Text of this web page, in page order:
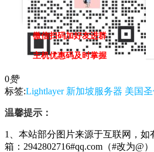
微信扫码加好友进群
主机优惠码及时掌握
0赞
标签:Lightlayer 新加坡服务器 美国
温馨提示：
1、本站部分图片来源于互联网，如
箱：2942802716#qq.com（#改为@）